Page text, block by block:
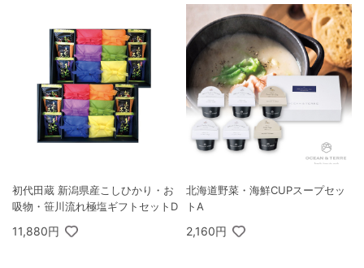
初代田蔵 新潟県産こしひかり・お
吸物・笹川流れ極塩ギフトセットD
11,880円
北海道野菜・海鮮CUPスープセッ
トA
2,160円